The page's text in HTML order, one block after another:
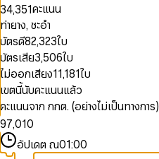
8
9
8
9
7
8
9
7
8
9
7
8
9
7
8
9
4
5
6
7
8
9
7
8
9
8
9
5
6
7
8
9
3
4
5
6
7
8
9
4
5
6
7
8
9
,3
4
5
6
7
8
9
5
6
7
8
9
1
2
3
4
5
6
7
8
9
คะแนน
ท่ายาง, ชะอำ
บัตรดี82,323ใบ
บัตรเสีย3,506ใบ
ไม่ออกเสียง11,181ใบ
เขตนี้นับคะแนนแล้ว
คะแนนจาก กกต. (อย่างไม่เป็นทางการ)
0
1
2
3
4
5
6
7
8
9
0
1
2
3
4
5
6
7
8
9
,0
1
2
0
1
2
3
0
1
2
อัปเดต ณ01:00